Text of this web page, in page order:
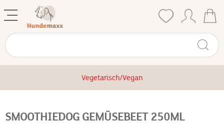
Vegetarisch/Vegan
SMOOTHIEDOG GEMÜSEBEET 250ML